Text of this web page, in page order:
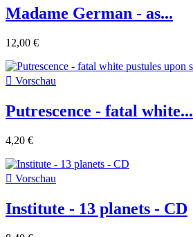
Madame German - as...
12,00 €
 Vorschau
Putrescence - fatal white...
4,20 €
 Vorschau
Institute - 13 planets - CD